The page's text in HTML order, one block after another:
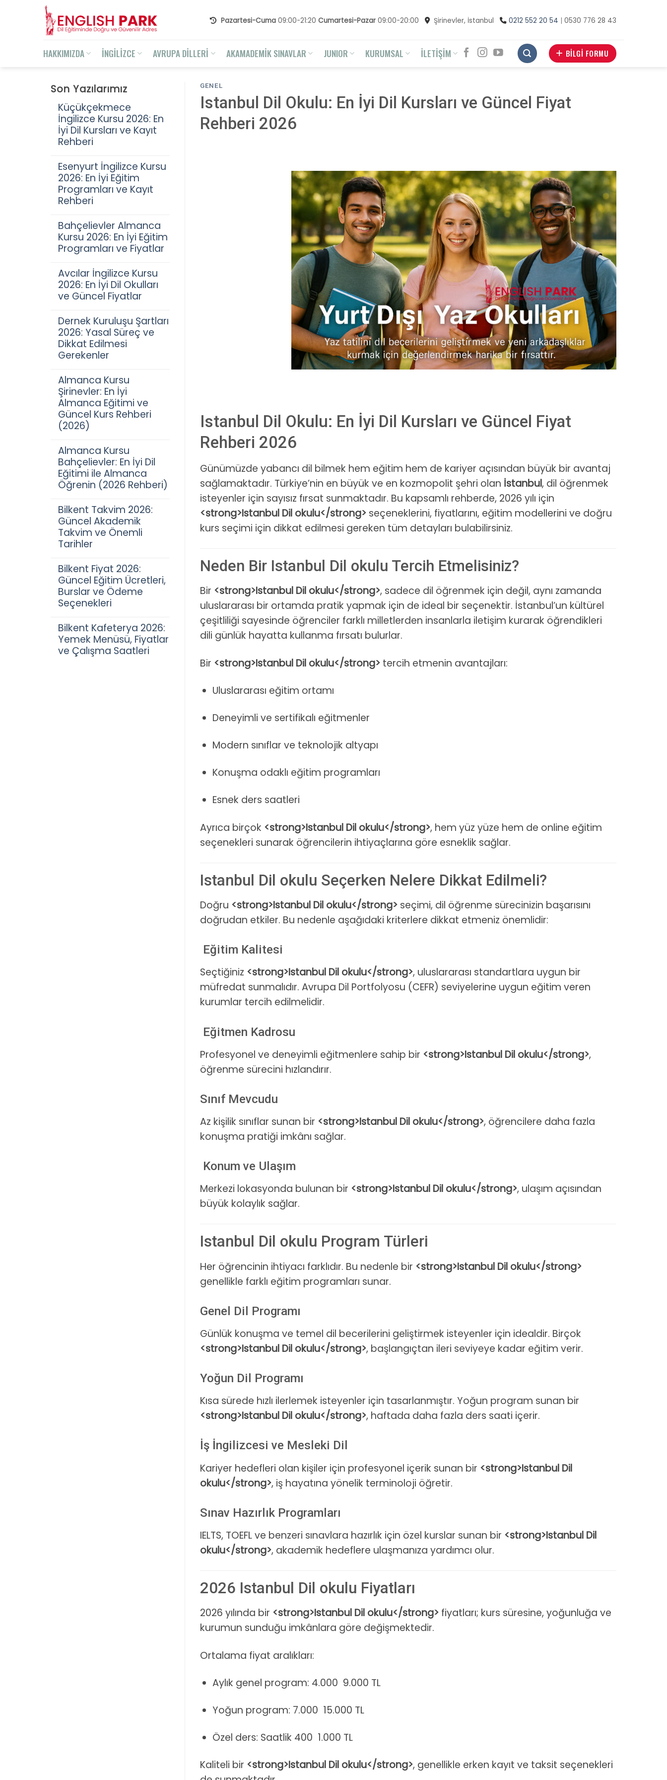
Pazartesi-Cuma 09:00-21:20 Cumartesi-Pazar 09:00-20:00 Şirinevler, İstanbul 0212 552 20 54 | 0530 776 28 43
HAKKIMIZDA İNGİLİZCE AVRUPA DİLLERİ AKAMADEMİK SINAVLAR JUNIOR KURUMSAL İLETİŞİM BİLGİ FORMU
Son Yazılarımız
Küçükçekmece
İngilizce Kursu 2026: En
İyi Dil Kursları ve Kayıt
Rehberi
Esenyurt İngilizce Kursu
2026: En İyi Eğitim
Programları ve Kayıt
Rehberi
Bahçelievler Almanca
Kursu 2026: En İyi Eğitim
Programları ve Fiyatlar
Avcılar İngilizce Kursu
2026: En İyi Dil Okulları
ve Güncel Fiyatlar
Dernek Kuruluşu Şartları
2026: Yasal Süreç ve
Dikkat Edilmesi
Gerekenler
Almanca Kursu
Şirinevler: En İyi
Almanca Eğitimi ve
Güncel Kurs Rehberi
(2026)
Almanca Kursu
Bahçelievler: En İyi Dil
Eğitimi ile Almanca
Öğrenin (2026 Rehberi)
Bilkent Takvim 2026:
Güncel Akademik
Takvim ve Önemli
Tarihler
Bilkent Fiyat 2026:
Güncel Eğitim Ücretleri,
Burslar ve Ödeme
Seçenekleri
Bilkent Kafeterya 2026:
Yemek Menüsü, Fiyatlar
ve Çalışma Saatleri
GENEL
Istanbul Dil Okulu: En İyi Dil Kursları ve Güncel Fiyat
Rehberi 2026
Istanbul Dil Okulu: En İyi Dil Kursları ve Güncel Fiyat
Rehberi 2026
Günümüzde yabancı dil bilmek hem eğitim hem de kariyer açısından büyük bir avantaj
sağlamaktadır. Türkiye’nin en büyük ve en kozmopolit şehri olan İstanbul, dil öğrenmek
isteyenler için sayısız fırsat sunmaktadır. Bu kapsamlı rehberde, 2026 yılı için
<strong>Istanbul Dil okulu</strong> seçeneklerini, fiyatlarını, eğitim modellerini ve doğru
kurs seçimi için dikkat edilmesi gereken tüm detayları bulabilirsiniz.
Neden Bir Istanbul Dil okulu Tercih Etmelisiniz?
Bir <strong>Istanbul Dil okulu</strong>, sadece dil öğrenmek için değil, aynı zamanda
uluslararası bir ortamda pratik yapmak için de ideal bir seçenektir. İstanbul’un kültürel
çeşitliliği sayesinde öğrenciler farklı milletlerden insanlarla iletişim kurarak öğrendikleri
dili günlük hayatta kullanma fırsatı bulurlar.
Bir <strong>Istanbul Dil okulu</strong> tercih etmenin avantajları:
Uluslararası eğitim ortamı
Deneyimli ve sertifikalı eğitmenler
Modern sınıflar ve teknolojik altyapı
Konuşma odaklı eğitim programları
Esnek ders saatleri
Ayrıca birçok <strong>Istanbul Dil okulu</strong>, hem yüz yüze hem de online eğitim
seçenekleri sunarak öğrencilerin ihtiyaçlarına göre esneklik sağlar.
Istanbul Dil okulu Seçerken Nelere Dikkat Edilmeli?
Doğru <strong>Istanbul Dil okulu</strong> seçimi, dil öğrenme sürecinizin başarısını
doğrudan etkiler. Bu nedenle aşağıdaki kriterlere dikkat etmeniz önemlidir:
Eğitim Kalitesi
Seçtiğiniz <strong>Istanbul Dil okulu</strong>, uluslararası standartlara uygun bir
müfredat sunmalıdır. Avrupa Dil Portfolyosu (CEFR) seviyelerine uygun eğitim veren
kurumlar tercih edilmelidir.
Eğitmen Kadrosu
Profesyonel ve deneyimli eğitmenlere sahip bir <strong>Istanbul Dil okulu</strong>,
öğrenme sürecini hızlandırır.
Sınıf Mevcudu
Az kişilik sınıflar sunan bir <strong>Istanbul Dil okulu</strong>, öğrencilere daha fazla
konuşma pratiği imkânı sağlar.
Konum ve Ulaşım
Merkezi lokasyonda bulunan bir <strong>Istanbul Dil okulu</strong>, ulaşım açısından
büyük kolaylık sağlar.
Istanbul Dil okulu Program Türleri
Her öğrencinin ihtiyacı farklıdır. Bu nedenle bir <strong>Istanbul Dil okulu</strong>
genellikle farklı eğitim programları sunar.
Genel Dil Programı
Günlük konuşma ve temel dil becerilerini geliştirmek isteyenler için idealdir. Birçok
<strong>Istanbul Dil okulu</strong>, başlangıçtan ileri seviyeye kadar eğitim verir.
Yoğun Dil Programı
Kısa sürede hızlı ilerlemek isteyenler için tasarlanmıştır. Yoğun program sunan bir
<strong>Istanbul Dil okulu</strong>, haftada daha fazla ders saati içerir.
İş İngilizcesi ve Mesleki Dil
Kariyer hedefleri olan kişiler için profesyonel içerik sunan bir <strong>Istanbul Dil
okulu</strong>, iş hayatına yönelik terminoloji öğretir.
Sınav Hazırlık Programları
IELTS, TOEFL ve benzeri sınavlara hazırlık için özel kurslar sunan bir <strong>Istanbul Dil
okulu</strong>, akademik hedeflere ulaşmanıza yardımcı olur.
2026 Istanbul Dil okulu Fiyatları
2026 yılında bir <strong>Istanbul Dil okulu</strong> fiyatları; kurs süresine, yoğunluğa ve
kurumun sunduğu imkânlara göre değişmektedir.
Ortalama fiyat aralıkları:
Aylık genel program: 4.000 9.000 TL
Yoğun program: 7.000 15.000 TL
Özel ders: Saatlik 400 1.000 TL
Kaliteli bir <strong>Istanbul Dil okulu</strong>, genellikle erken kayıt ve taksit seçenekleri